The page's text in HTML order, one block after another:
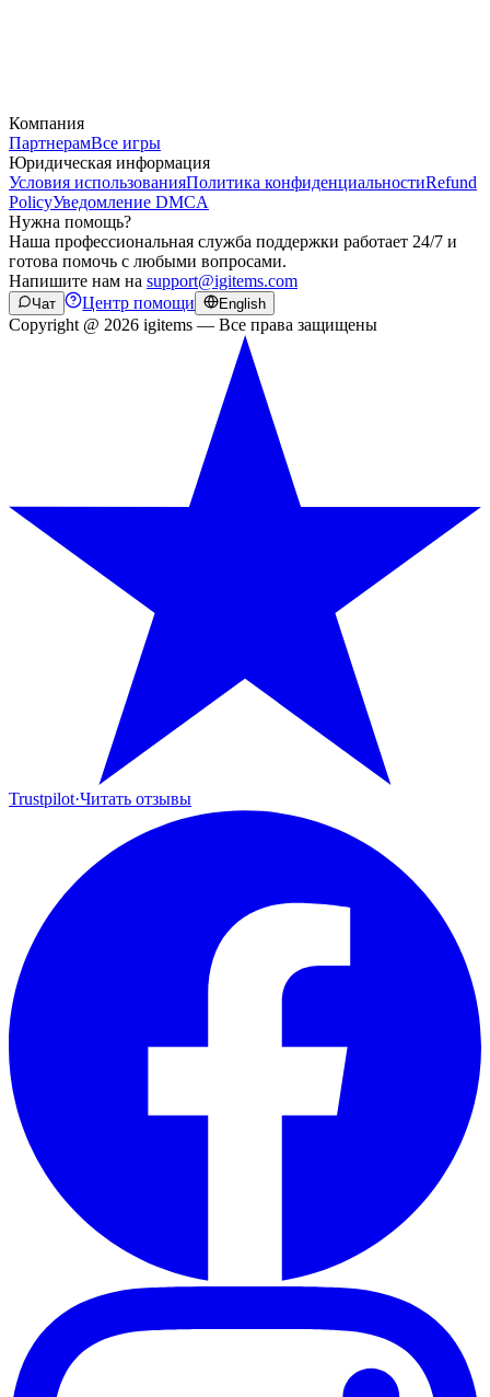
Компания
ПартнерамВсе игры
Юридическая информация
Условия использованияПолитика конфиденциальностиRefund
PolicyУведомление DMCA
Нужна помощь?
Наша профессиональная служба поддержки работает 24/7 и
готова помочь с любыми вопросами.
Напишите нам на support@igitems.com
Чат Центр помощи English
Copyright @ 2026 igitems — Все права защищены
Trustpilot·Читать отзывы